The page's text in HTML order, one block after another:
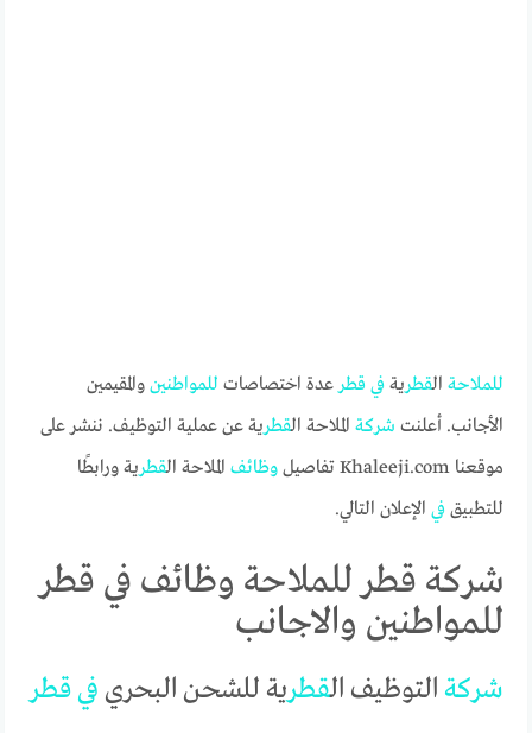
للملاحة القطريةفي قطر عدة اختصاصات للمواطنين والمقيمين
الأجانب. أعلنت شركة الملاحة القطرية عن عملية التوظيف. ننشر على
موقعنا Khaleeji.com تفاصيل
وظائف الملاحة القطرية ورابطًا
للتطبيقفي الإعلان التالي.
شركة قطر للملاحة وظائف في قطر
للمواطنين والاجانب
شركة التوظيف القطرية للشحن البحري فيقطر